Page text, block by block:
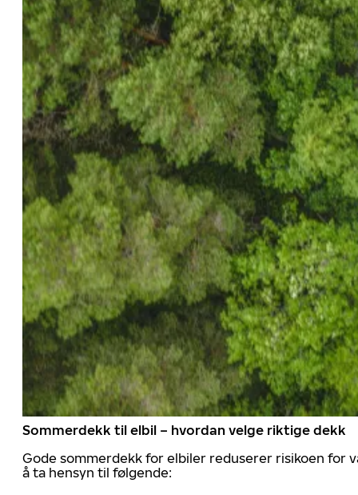
Sommerdekk til elbil – hvordan velge riktige dekk
Gode sommerdekk for elbiler reduserer risikoen for
å ta hensyn til følgende: